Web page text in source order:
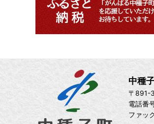
中種
〒891-
電話番
ファッ